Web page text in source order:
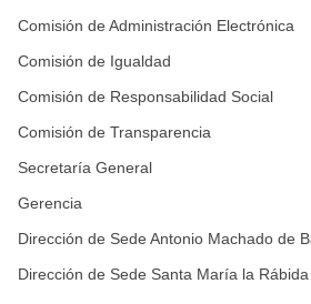
Comisión de Administración Electrónica
Comisión de Igualdad
Comisión de Responsabilidad Social
Comisión de Transparencia
Secretaría General
Gerencia
Dirección de Sede Antonio Machado de
Dirección de Sede Santa María la Rábida